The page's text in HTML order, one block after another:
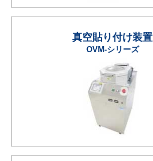
真空貼り付け装置
OVM-シリーズ